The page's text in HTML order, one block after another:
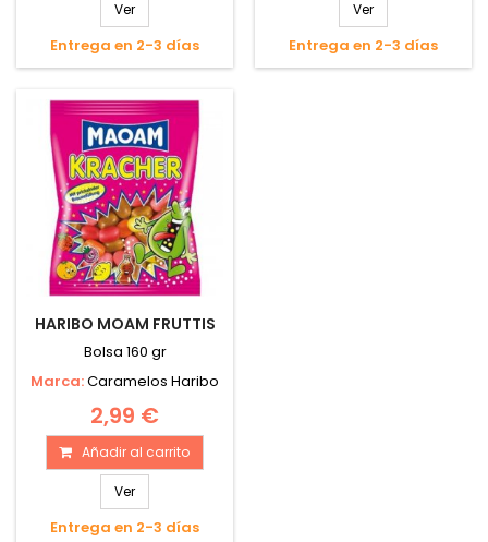
Ver
Entrega en 2-3 días
Ver
Entrega en 2-3 días
HARIBO MOAM FRUTTIS
Bolsa 160 gr
Marca:Caramelos Haribo
2,99 €
Añadir al carrito
Ver
Entrega en 2-3 días